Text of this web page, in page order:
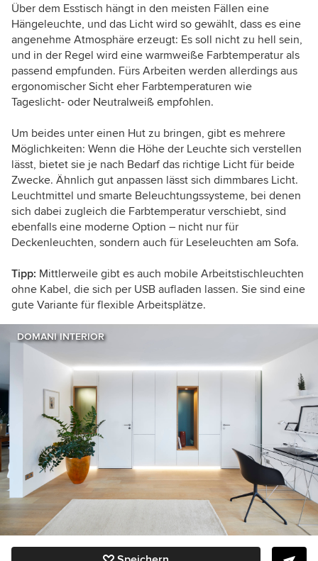
Über dem Esstisch hängt in den meisten Fällen eine
Hängeleuchte, und das Licht wird so gewählt, dass es eine
angenehme Atmosphäre erzeugt: Es soll nicht zu hell sein,
und in der Regel wird eine warmweiße Farbtemperatur als
passend empfunden. Fürs Arbeiten werden allerdings aus
ergonomischer Sicht eher Farbtemperaturen wie
Tageslicht- oder Neutralweiß empfohlen.
Um beides unter einen Hut zu bringen, gibt es mehrere
Möglichkeiten: Wenn die Höhe der Leuchte sich verstellen
lässt, bietet sie je nach Bedarf das richtige Licht für beide
Zwecke. Ähnlich gut anpassen lässt sich dimmbares Licht.
Leuchtmittel und smarte Beleuchtungssysteme, bei denen
sich dabei zugleich die Farbtemperatur verschiebt, sind
ebenfalls eine moderne Option – nicht nur für
Deckenleuchten, sondern auch für Leseleuchten am Sofa.
Tipp: Mittlerweile gibt es auch mobile Arbeitstischleuchten
ohne Kabel, die sich per USB aufladen lassen. Sie sind eine
gute Variante für flexible Arbeitsplätze.
DOMANI INTERIOR